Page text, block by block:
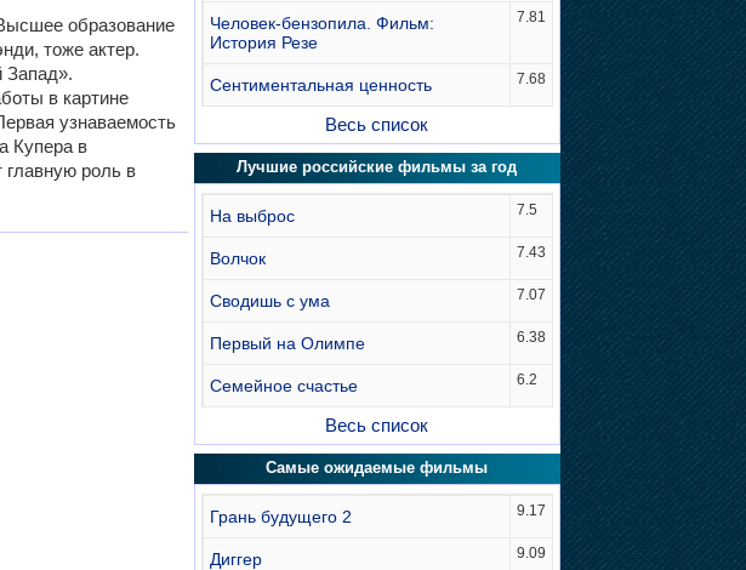
образование
тоже актер.
Запад».
в картине
узнаваемость
Купера в
главную роль в
Человек-бензопила. Фильм:
История Резе
7.81
Сентиментальная ценность 7.68
Весь список
Лучшие российские фильмы за год
На выброс 7.5
Волчок 7.43
Сводишь с ума 7.07
Первый на Олимпе 6.38
Семейное счастье 6.2
Весь список
Самые ожидаемые фильмы
Грань будущего 2 9.17
Диггер 9.09